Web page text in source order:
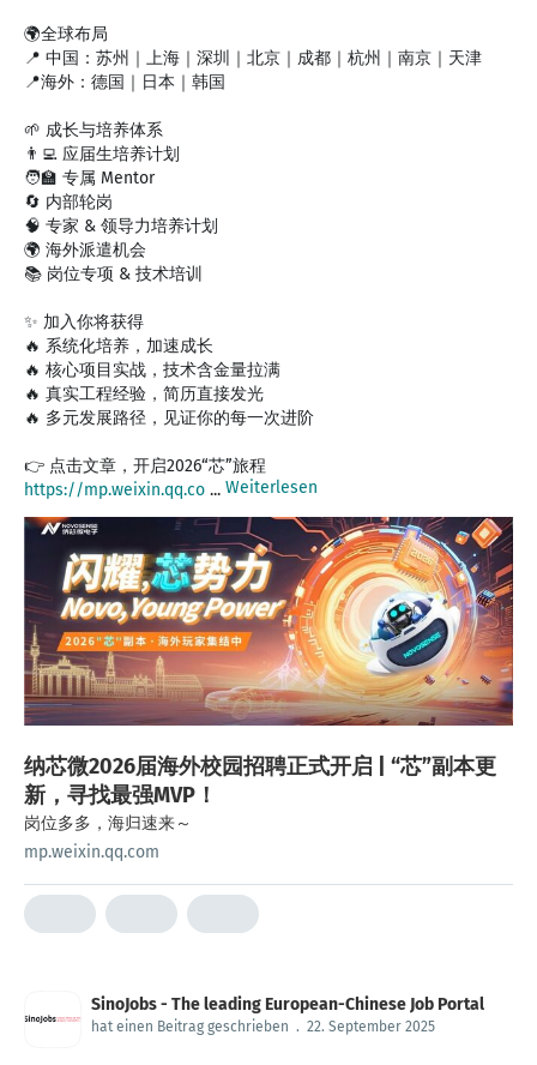
🌍全球布局
📍 中国：苏州｜上海｜深圳｜北京｜成都｜杭州｜南京｜天津
📍海外：德国｜日本｜韩国
🌱 成长与培养体系
👨‍💻 应届生培养计划
🧑‍🏫 专属 Mentor
🔄 内部轮岗
🧠 专家 & 领导力培养计划
🌍 海外派遣机会
📚 岗位专项 & 技术培训
✨ 加入你将获得
🔥 系统化培养，加速成长
🔥 核心项目实战，技术含金量拉满
🔥 真实工程经验，简历直接发光
🔥 多元发展路径，见证你的每一次进阶
https://mp.weixin.qq.co ... Weiterlesen
纳芯微2026届海外校园招聘正式开启 | “芯”副本更
新，寻找最强MVP！
岗位多多，海归速来～
mp.weixin.qq.com
SinoJobs - The leading European-Chinese Job Portal
hat einen Beitrag geschrieben . 22. September 2025